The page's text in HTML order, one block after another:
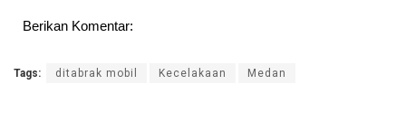
Berikan Komentar:
Tags: ditabrak mobil Kecelakaan Medan